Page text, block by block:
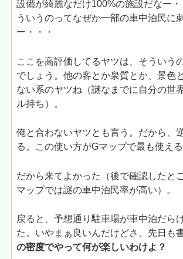
設備が綺麗なだけ100%の施設だなー・
ういうのってなぜか一部の車中泊民に
ー・・・
ここを高評価してるヤツは、そういう
でしょう。他の客とか泉質とか、景色
ない系のヤツね（謎なまでに自分の世
ル持ち）。
俺と合わないヤツとも言う。だから、
る。この使い方がGマップで最も使える
だから来てよかった（後で確認したと
マップでは謎の車中泊民率が高い）。
戻ると、予想通り駐車場が車中泊だら
た。いやまぁ良いんだけどさ、先日も
の密度でやって何が楽しいわけよ？